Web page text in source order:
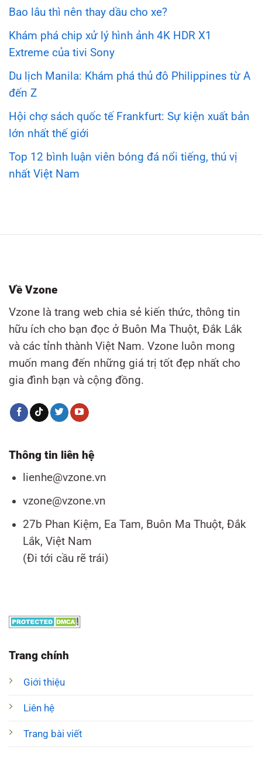
Bao lâu thì nên thay dầu cho xe?
Khám phá chip xử lý hình ảnh 4K HDR X1
Extreme của tivi Sony
Du lịch Manila: Khám phá thủ đô Philippines từ A
đến Z
Hội chợ sách quốc tế Frankfurt: Sự kiện xuất bản
lớn nhất thế giới
Top 12 bình luận viên bóng đá nổi tiếng, thú vị
nhất Việt Nam
Về Vzone
Vzone là trang web chia sẻ kiến thức, thông tin
hữu ích cho bạn đọc ở Buôn Ma Thuột, Đắk Lắk
và các tỉnh thành Việt Nam. Vzone luôn mong
muốn mang đến những giá trị tốt đẹp nhất cho
gia đình bạn và cộng đồng.
Trang chính
Giới thiệu
Liên hệ
Trang bài viết
Thông tin liên hệ
lienhe@vzone.vn
vzone@vzone.vn
27b Phan Kiệm, Ea Tam, Buôn Ma Thuột, Đắk
Lắk, Việt Nam
(Đi tới cầu rẽ trái)